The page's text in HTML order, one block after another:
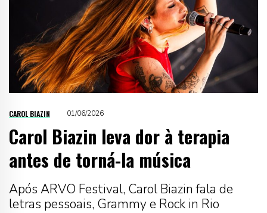
CAROL BIAZIN 01/06/2026
Carol Biazin leva dor à terapia
antes de torná-la música
Após ARVO Festival, Carol Biazin fala de
letras pessoais, Grammy e Rock in Rio